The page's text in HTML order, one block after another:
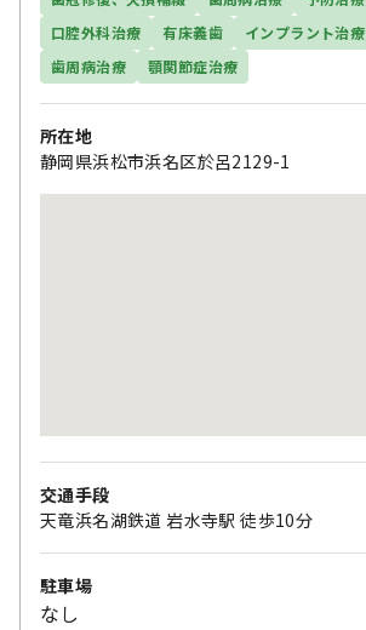
口腔外科治療
有床義歯 インプラント治療
歯周病治療
顎関節症治療
所在地
静岡県浜松市浜名区於呂2129-1
交通手段
天竜浜名湖鉄道 岩水寺駅 徒歩10分
駐車場
なし